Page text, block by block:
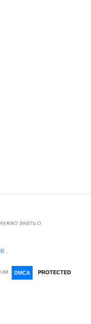
знать о
DMCA PROTECTED